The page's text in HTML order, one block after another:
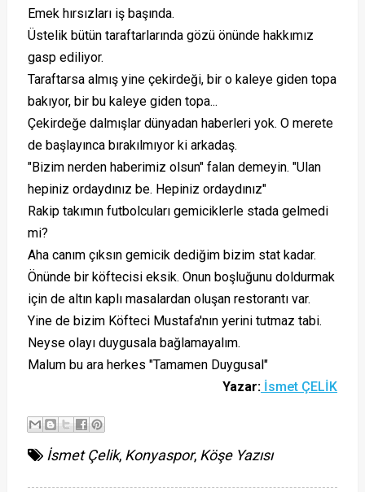
Emek hırsızları iş başında.
Üstelik bütün taraftarlarında gözü önünde hakkımız
gasp ediliyor.
Taraftarsa almış yine çekirdeği, bir o kaleye giden topa
bakıyor, bir bu kaleye giden topa...
Çekirdeğe dalmışlar dünyadan haberleri yok. O merete
de başlayınca bırakılmıyor ki arkadaş.
"Bizim nerden haberimiz olsun" falan demeyin. "Ulan
hepiniz ordaydınız be. Hepiniz ordaydınız"
Rakip takımın futbolcuları gemiciklerle stada gelmedi
mi?
Aha canım çıksın gemicik dediğim bizim stat kadar.
Önünde bir köftecisi eksik. Onun boşluğunu doldurmak
için de altın kaplı masalardan oluşan restorantı var.
Yine de bizim Köfteci Mustafa'nın yerini tutmaz tabi.
Neyse olayı duygusala bağlamayalım.
Malum bu ara herkes "Tamamen Duygusal"
Yazar: İsmet ÇELİK
İsmet Çelik, Konyaspor, Köşe Yazısı